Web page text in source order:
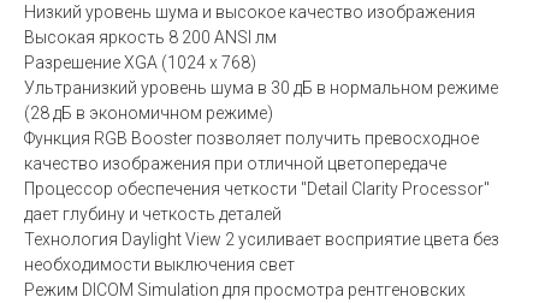
Низкий уровень шума и высокое качество изображения
Высокая яркость 8 200 ANSI лм
Разрешение XGA (1024 x 768)
Ультранизкий уровень шума в 30 дБ в нормальном режиме
(28 дБ в экономичном режиме)
Функция RGB Booster позволяет получить превосходное
качество изображения при отличной цветопередаче
Процессор обеспечения четкости "Detail Clarity Processor"
дает глубину и четкость деталей
Технология Daylight View 2 усиливает восприятие цвета без
необходимости выключения свет
Режим DICOM Simulation для просмотра рентгеновских